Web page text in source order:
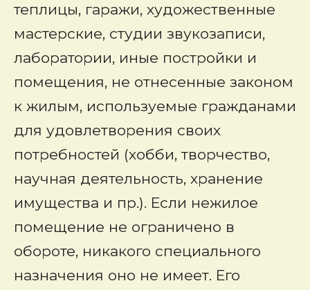
теплицы, гаражи, художественные
мастерские, студии звукозаписи,
лаборатории, иные постройки и
помещения, не отнесенные законом
к жилым, используемые гражданами
для удовлетворения своих
потребностей (хобби, творчество,
научная деятельность, хранение
имущества и пр.). Если нежилое
помещение не ограничено в
обороте, никакого специального
назначения оно не имеет. Его